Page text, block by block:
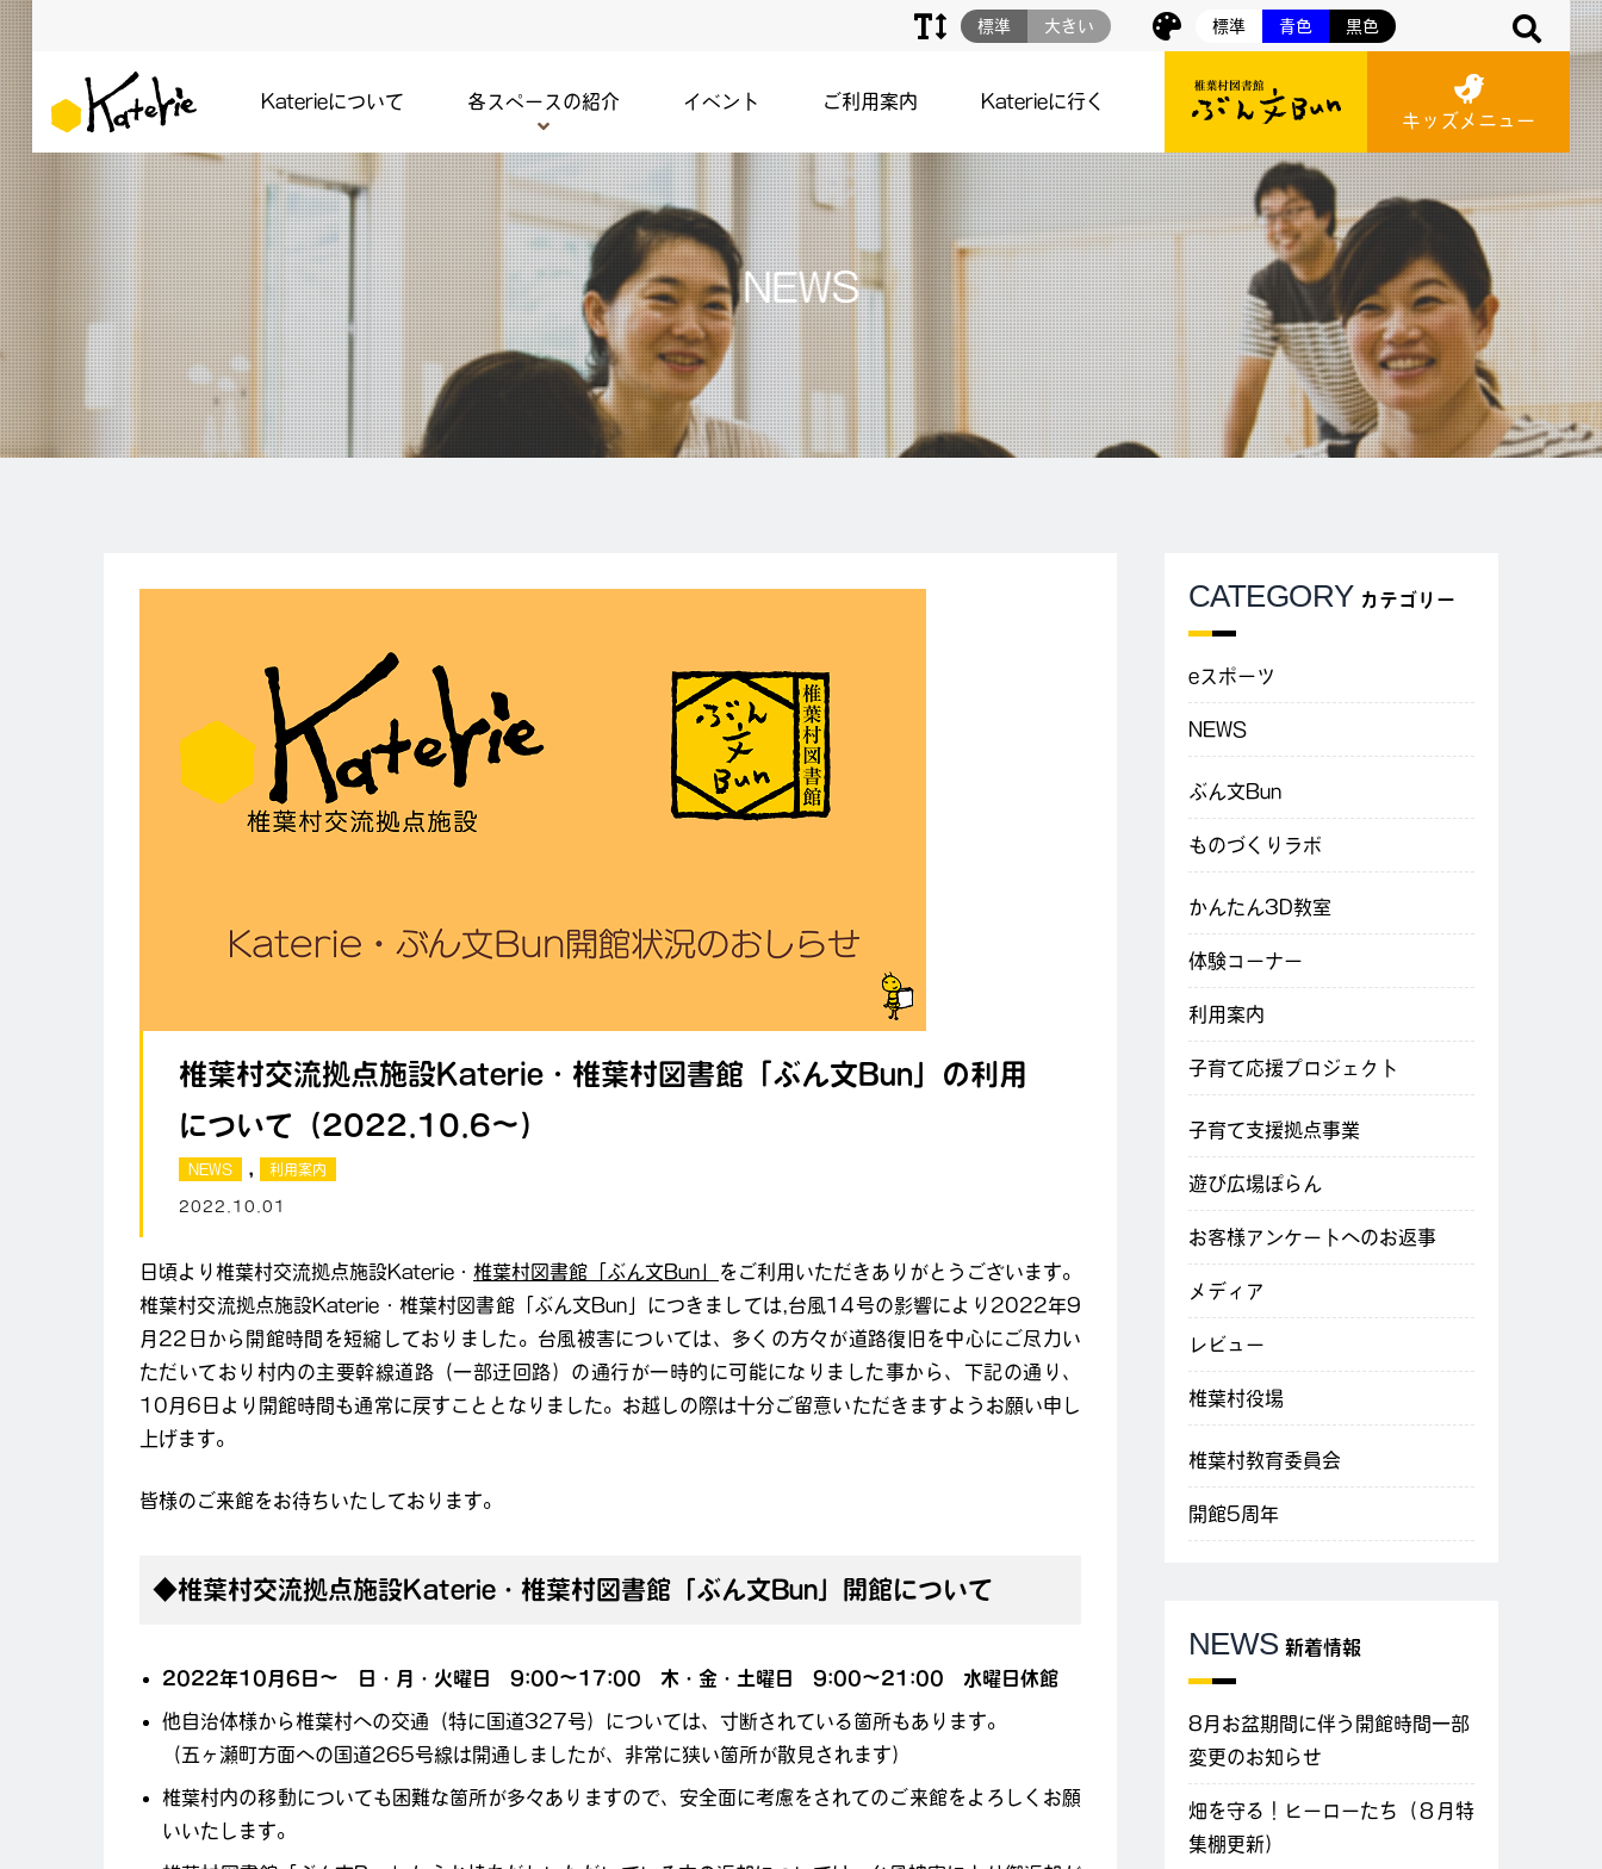
標準 青色 黒色
標準 大きい
Katerieについて 各スペースの紹介 イベント ご利用案内
Katerieに行く
キッズメニュー
NEWS
椎葉村交流拠点施設Katerie・椎葉村図書館「ぶん文Bun」の利用
について（2022.10.6～）
NEWS , 利用案内
2022.10.01
日頃より椎葉村交流拠点施設Katerie・ 椎葉村図書館「ぶん文Bun」
をご利用いただきありがとうございます。
椎葉村交流拠点施設Katerie・椎葉村図書館「ぶん文Bun」につきましては,台風14号の影響により2022年9
月22日から開館時間を短縮しておりました。台風被害については、多くの方々が道路復旧を中心にご尽力い
ただいており村内の主要幹線道路（一部迂回路）の通行が一時的に可能になりました事から、下記の通り、
10月6日より開館時間も通常に戻すこととなりました。お越しの際は十分ご留意いただきますようお願い申し
上げます。
皆様のご来館をお待ちいたしております。
◆椎葉村交流拠点施設Katerie・椎葉村図書館「ぶん文Bun」開館について
2022年10月6日～ 日・月・火曜日 9:00～17:00 木・金・土曜日 9:00～21:00 水曜日休館
他自治体様から椎葉村への交通（特に国道327号）については、寸断されている箇所もあります。
（五ヶ瀬町方面への国道265号線は開通しましたが、非常に狭い箇所が散見されます）
椎葉村内の移動についても困難な箇所が多々ありますので、安全面に考慮をされてのご来館をよろしくお願
いいたします。
CATEGORY カテゴリー
eスポーツ
NEWS
ぶん文Bun
ものづくりラボ
かんたん3D教室
体験コーナー
利用案内
子育て応援プロジェクト
子育て支援拠点事業
遊び広場ぽらん
お客様アンケートへのお返事
メディア
レビュー
椎葉村役場
椎葉村教育委員会
開館5周年
NEWS 新着情報
8月お盆期間に伴う開館時間一部
変更のお知らせ
畑を守る！ヒーローたち（８月特
集棚更新）